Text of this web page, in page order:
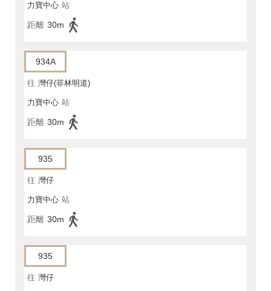
力寶中心 站
距離 30m
934A
往 灣仔(菲林明道)
力寶中心 站
距離 30m
935
往 灣仔
力寶中心 站
距離 30m
935
往 灣仔